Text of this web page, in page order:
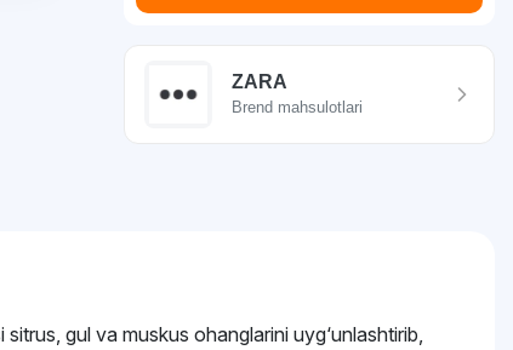
ZARA
Brend mahsulotlari
gul va muskus ohanglarini uyg‘unlashtirib,